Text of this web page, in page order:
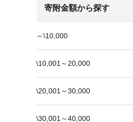
寄附金額から探す
～\10,000
\10,001～20,000
\20,001～30,000
\30,001～40,000